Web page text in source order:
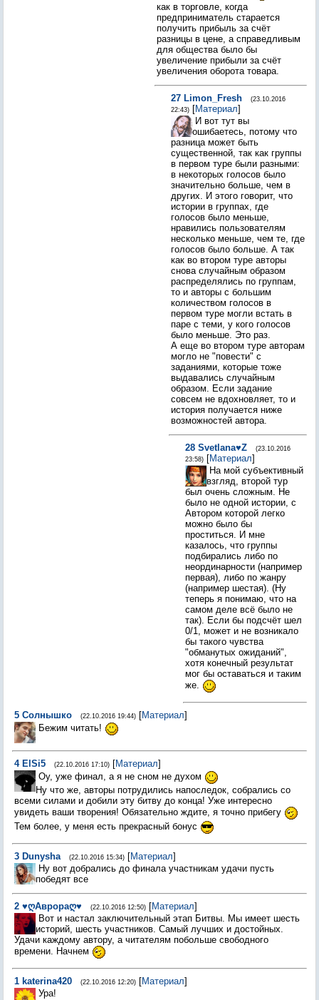
как в торговле, когда
предприниматель старается
получить прибыль за счёт
разницы в цене, а справедливым
для общества было бы
увеличение прибыли за счёт
увеличения оборота товара.
27 Limon_Fresh
(23.10.2016
22:43) [Материал]
И вот тут вы
ошибаетесь, потому что
разница может быть
существенной, так как группы
в первом туре были разными:
в некоторых голосов было
значительно больше, чем в
других. И этого говорит, что
истории в группах, где
голосов было меньше,
нравились пользователям
несколько меньше, чем те, где
голосов было больше. А так
как во втором туре авторы
снова случайным образом
распределялись по группам,
то и авторы с большим
количеством голосов в
первом туре могли встать в
паре с теми, у кого голосов
было меньше. Это раз.
А еще во втором туре авторам
могло не "повести" с
заданиями, которые тоже
выдавались случайным
образом. Если задание
совсем не вдохновляет, то и
история получается ниже
возможностей автора.
28 Svetlana♥Z
(23.10.2016
23:58) [Материал]
На мой субъективный
взгляд, второй тур
был очень сложным. Не
было не одной истории, с
Автором которой легко
можно было бы
проститься. И мне
казалось, что группы
подбирались либо по
неординарности (например
первая), либо по жанру
(например шестая). (Ну
теперь я понимаю, что на
самом деле всё было не
так). Если бы подсчёт шел
0/1, может и не возникало
бы такого чувства
"обманутых ожиданий",
хотя конечный результат
мог бы оставаться и таким
же.
5 Солнышко (22.10.2016 19:44) [Материал]
Бежим читать!
4 ElSi5 (22.10.2016 17:10) [Материал]
Оу, уже финал, а я не сном не духом
Ну что же, авторы потрудились напоследок, собрались со
всеми силами и добили эту битву до конца! Уже интересно
увидеть ваши творения! Обязательно ждите, я точно прибегу
Тем более, у меня есть прекрасный бонус
3 Dunysha (22.10.2016 15:34) [Материал]
Ну вот добрались до финала участникам удачи пусть
победят все
2 ♥ღАврораღ♥ (22.10.2016 12:50) [Материал]
Вот и настал заключительный этап Битвы. Мы имеет шесть
историй, шесть участников. Самый лучших и достойных.
Удачи каждому автору, а читателям побольше свободного
времени. Начнем
1 katerina420 (22.10.2016 12:20) [Материал]
Ура!